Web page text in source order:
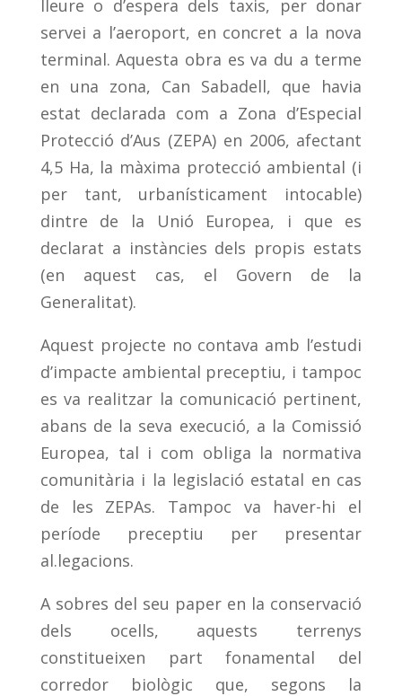
lleure o d’espera dels taxis, per donar
servei a l’aeroport, en concret a la nova
terminal. Aquesta obra es va du a terme
en una zona, Can Sabadell, que havia
estat declarada com a Zona d’Especial
Protecció d’Aus (ZEPA) en 2006, afectant
4,5 Ha, la màxima protecció ambiental (i
per tant, urbanísticament intocable)
dintre de la Unió Europea, i que es
declarat a instàncies dels propis estats
(en aquest cas, el Govern de la
Generalitat).
Aquest projecte no contava amb l’estudi
d’impacte ambiental preceptiu, i tampoc
es va realitzar la comunicació pertinent,
abans de la seva execució, a la Comissió
Europea, tal i com obliga la normativa
comunitària i la legislació estatal en cas
de les ZEPAs. Tampoc va haver-hi el
període preceptiu per presentar
al.legacions.
A sobres del seu paper en la conservació
dels ocells, aquests terrenys
constitueixen part fonamental del
corredor biològic que, segons la